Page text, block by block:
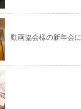
動画協会様の新年会に